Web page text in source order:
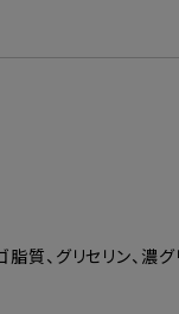
質、グリセリン、濃